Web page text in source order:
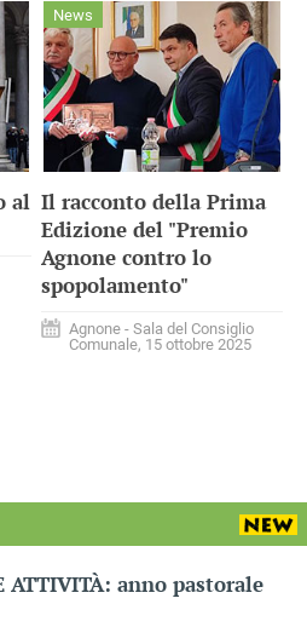
al Il racconto della Prima
Edizione del "Premio
Agnone contro lo
spopolamento"
Agnone - Sala del Consiglio
Comunale, 15 ottobre 2025
News
ATTIVITÀ: anno pastorale